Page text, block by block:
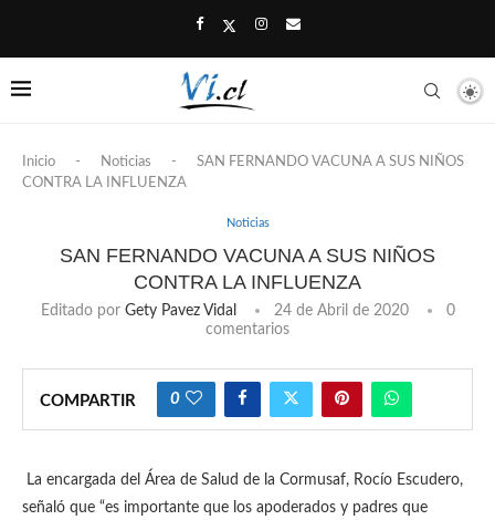
Inicio - Noticias -
SAN FERNANDO VACUNA A SUS NIÑOS
CONTRA LA INFLUENZA
Noticias
SAN FERNANDO VACUNA A SUS NIÑOS
CONTRA LA INFLUENZA
Editado por Gety Pavez Vidal 24 de Abril de 2020
0
comentarios
COMPARTIR 0
La encargada del Área de Salud de la Cormusaf, Rocío Escudero,
señaló que “es importante que los apoderados y padres que